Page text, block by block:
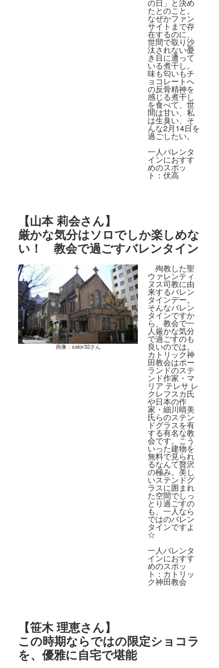
の日」と決め
たとのこと。
なぜかファン
サイトまで存
在するのに、
世間で取り沙
汰されない憂
き目に遭って
いる煮干し。
味も匂いもチ
ョコレートへ
の反骨精神を
感じる煮干し
を食べて、世
間は甘い、私
は生臭い、そ
んな2月14日を
過ごしたい。
一人バレンタ
インにおすす
めのスポッ
ト：伏高
【山本 莉会さん】
厳かな気分はソロでしか楽しめな
い！ 教会で過ごすバレンタイン
画像：sator32さん
殉教した聖
ウァレンティ
ヌス司教に由
来するバレン
タインデー。
そんなバレン
タインですか
ら、教会で一
人厳かな気分
で過ごすのも
良いのでは。
カトリック神
田教会はポー
ランドのステ
ンド作家・マ
リア テレサ レ
クレフスカ氏
や日本の作
家・細川晴美
氏らのステン
ドグラスを有
する有名な教
会です。こう
いった建物を
無料で見られ
るなんて贅沢
の極み。美し
いステンドグ
ラスに囲まれ
た空間でしっ
とり過ごすの
も、一人なら
ではのバレン
タインですよ
☆
一人バレンタ
インにおすす
めのスポッ
ト： カトリッ
ク神田教会
【笹木 理恵さん】
この時期ならではの限定ショコラ
を、優雅に自宅で堪能